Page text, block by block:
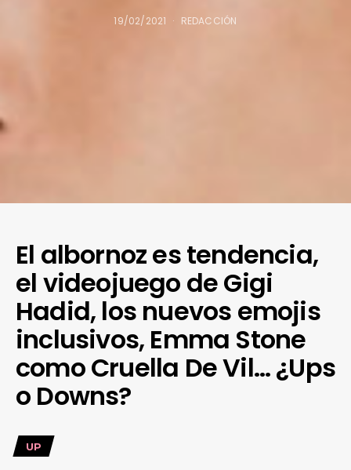
19/02/2021 REDACCIÓN
El albornoz es tendencia,
el videojuego de Gigi
Hadid, los nuevos emojis
inclusivos, Emma Stone
como Cruella De Vil… ¿Ups
o Downs?
UP